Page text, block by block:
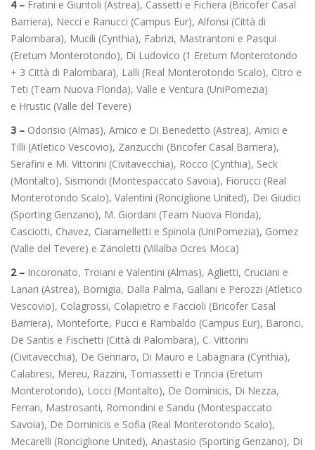
4 – Fratini e Giuntoli (Astrea), Cassetti e Fichera (Bricofer Casal
Barriera), Necci e Ranucci (Campus Eur), Alfonsi (Città di
Palombara), Mucili (Cynthia), Fabrizi, Mastrantoni e Pasqui
(Eretum Monterotondo), Di Ludovico (1 Eretum Monterotondo
+ 3 Città di Palombara), Lalli (Real Monterotondo Scalo), Citro e
Teti (Team Nuova Florida), Valle e Ventura (UniPomezia)
e Hrustic (Valle del Tevere)
3 – Odorisio (Almas), Amico e Di Benedetto (Astrea), Amici e
Tilli (Atletico Vescovio), Zanzucchi (Bricofer Casal Barriera),
Serafini e Mi. Vittorini (Civitavecchia), Rocco (Cynthia), Seck
(Montalto), Sismondi (Montespaccato Savoia), Fiorucci (Real
Monterotondo Scalo), Valentini (Ronciglione United), Dei Giudici
(Sporting Genzano), M. Giordani (Team Nuova Florida),
Casciotti, Chavez, Ciaramelletti e Spinola (UniPomezia), Gomez
(Valle del Tevere) e Zanoletti (Villalba Ocres Moca)
2 – Incoronato, Troiani e Valentini (Almas), Aglietti, Cruciani e
Lanari (Astrea), Bornigia, Dalla Palma, Gallani e Perozzi (Atletico
Vescovio), Colagrossi, Colapietro e Faccioli (Bricofer Casal
Barriera), Monteforte, Pucci e Rambaldo (Campus Eur), Baronci,
De Santis e Fischetti (Città di Palombara), C. Vittorini
(Civitavecchia), De Gennaro, Di Mauro e Labagnara (Cynthia),
Calabresi, Mereu, Razzini, Tomassetti e Trincia (Eretum
Monterotondo), Locci (Montalto), De Dominicis, Di Nezza,
Ferrari, Mastrosanti, Romondini e Sandu (Montespaccato
Savoia), De Dominicis e Sofia (Real Monterotondo Scalo),
Mecarelli (Ronciglione United), Anastasio (Sporting Genzano), Di